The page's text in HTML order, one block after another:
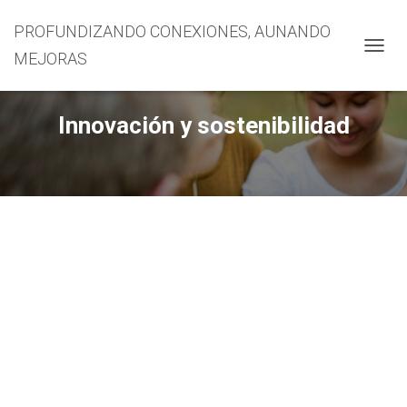
PROFUNDIZANDO CONEXIONES, AUNANDO
MEJORAS
Innovación y sostenibilidad